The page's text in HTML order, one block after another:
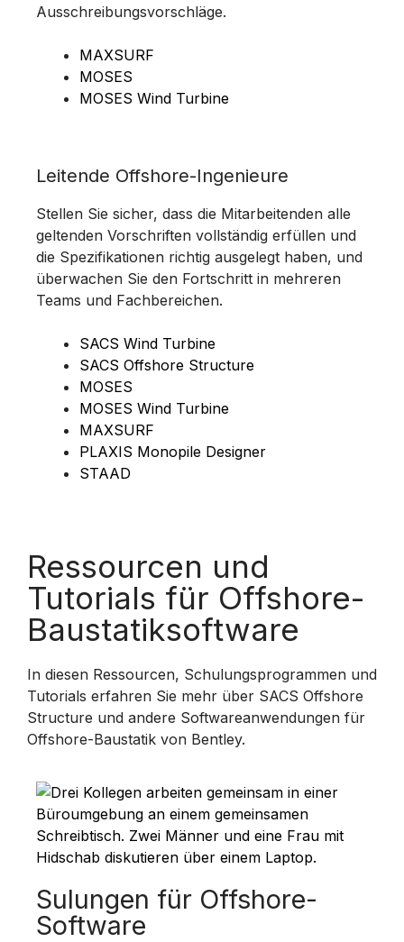
Ausschreibungsvorschläge.
MAXSURF
MOSES
MOSES Wind Turbine
Leitende Offshore-Ingenieure
Stellen Sie sicher, dass die Mitarbeitenden alle
geltenden Vorschriften vollständig erfüllen und
die Spezifikationen richtig ausgelegt haben, und
überwachen Sie den Fortschritt in mehreren
Teams und Fachbereichen.
SACS Wind Turbine
SACS Offshore Structure
MOSES
MOSES Wind Turbine
MAXSURF
PLAXIS Monopile Designer
STAAD
Ressourcen und
Tutorials für Offshore-
Baustatiksoftware
In diesen Ressourcen, Schulungsprogrammen und
Tutorials erfahren Sie mehr über SACS Offshore
Structure und andere Softwareanwendungen für
Offshore-Baustatik von Bentley.
Sulungen für Offshore-
Software